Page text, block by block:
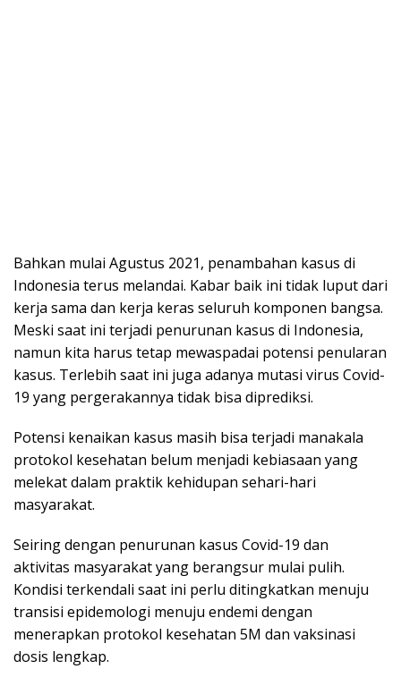
Bahkan mulai Agustus 2021, penambahan kasus di
Indonesia terus melandai. Kabar baik ini tidak luput dari
kerja sama dan kerja keras seluruh komponen bangsa.
Meski saat ini terjadi penurunan kasus di Indonesia,
namun kita harus tetap mewaspadai potensi penularan
kasus. Terlebih saat ini juga adanya mutasi virus Covid-
19 yang pergerakannya tidak bisa diprediksi.
Potensi kenaikan kasus masih bisa terjadi manakala
protokol kesehatan belum menjadi kebiasaan yang
melekat dalam praktik kehidupan sehari-hari
masyarakat.
Seiring dengan penurunan kasus Covid-19 dan
aktivitas masyarakat yang berangsur mulai pulih.
Kondisi terkendali saat ini perlu ditingkatkan menuju
transisi epidemologi menuju endemi dengan
menerapkan protokol kesehatan 5M dan vaksinasi
dosis lengkap.